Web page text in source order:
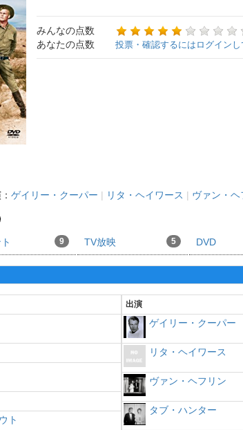
みんなの点数
あなたの点数
投票・確認するにはログインし
ゲイリー・クーパー | リタ・ヘイワース | ヴァン・ヘ
9 TV放映 5 DVD
ト
出演
ゲイリー・クーパー
リタ・ヘイワース
ヴァン・ヘフリン
タブ・ハンター